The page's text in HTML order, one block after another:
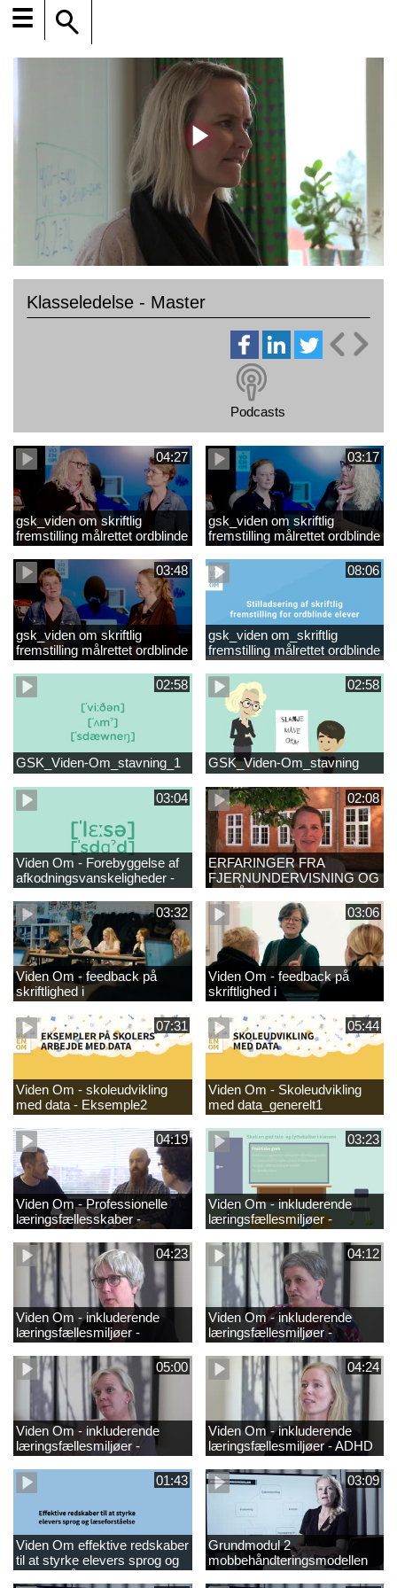
☰
Klasseledelse - Master
Podcasts
04:27
gsk_viden om skriftlig
fremstilling målrettet ordblinde
opsummering.mp4
03:17
gsk_viden om skriftlig
fremstilling målrettet ordblinde
opsummering_Klip2.mp4
03:48
gsk_viden om skriftlig
fremstilling målrettet ordblinde
elever_Video 1
opsummering.mp4
08:06
gsk_viden om_skriftlig
fremstilling målrettet ordblinde
elever
02:58
GSK_Viden-Om_stavning_1
02:58
GSK_Viden-Om_stavning
03:04
Viden Om - Forebyggelse af
afkodningsvanskeligheder -
læsestart
02:08
ERFARINGER FRA
FJERNUNDERVISNING OG
GENÅBNING
03:32
Viden Om - feedback på
skriftlighed i
danskundervisningen -
GRUND_
03:06
Viden Om - feedback på
skriftlighed i
danskundervisningen
07:31
Viden Om - skoleudvikling
med data - Eksemple2
05:44
Viden Om - Skoleudvikling
med data_generelt1
04:19
Viden Om - Professionelle
læringsfællesskaber -
GRUND
03:23
Viden Om - inkluderende
læringsfællesmiljøer -
hørenedsættelse_2
04:23
Viden Om - inkluderende
læringsfællesmiljøer -
synsnedsættelse
04:12
Viden Om - inkluderende
læringsfællesmiljøer -
ordblindhed
05:00
Viden Om - inkluderende
læringsfællesmiljøer -
autisme
04:24
Viden Om - inkluderende
læringsfællesmiljøer - ADHD
01:43
Viden Om effektive redskaber
til at styrke elevers sprog og
læseforståels
03:09
Grundmodul 2
mobbehåndteringsmodellen